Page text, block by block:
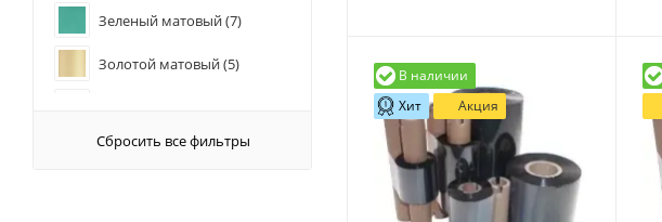
В наличии
Хит
Акция
220 (1)
Зеленый матовый (7)
Золотой матовый (5)
Коричневый (7)
Сбросить все фильтры